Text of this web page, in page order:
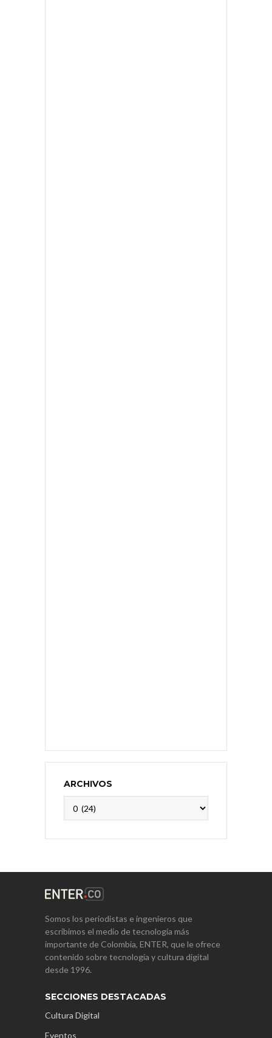
ARCHIVOS
Somos los periodistas e ingenieros que
escribimos el medio de tecnología más
importante de Colombia, ENTER, que le ofrece
contenido sobre tecnología y cultura digital
desde 1996.
SECCIONES DESTACADAS
Cultura Digital
Eventos